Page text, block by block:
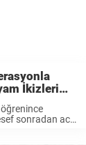
İkizleri
öğrenince
sonradan acı